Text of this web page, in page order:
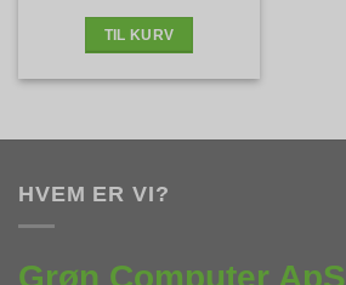
TIL KURV
HVEM ER VI?
Grøn Computer ApS